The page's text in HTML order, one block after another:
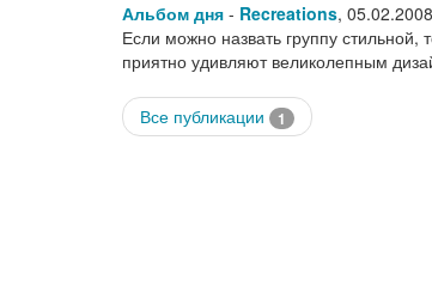
Альбом дня - Recreations, 05.02.2008
Если можно назвать группу
приятно удивляют великолепным
Все публикации 1